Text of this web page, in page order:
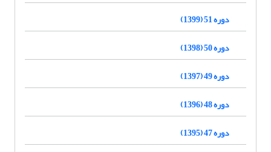
دوره 51 (1399)
دوره 50 (1398)
دوره 49 (1397)
دوره 48 (1396)
دوره 47 (1395)